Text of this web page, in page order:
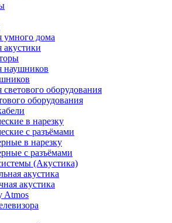
умного дома
акустики
наушников
оборудования
оборудования
в нарезку
с разъёмами
в нарезку
с разъёмами
(Акустика)
акустика
акустика
Atmos